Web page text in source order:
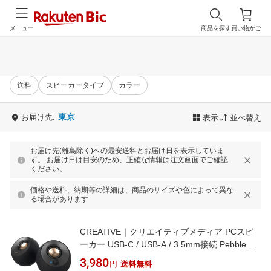
買い物かご
商品を探す
メニュー
送料 スピーカータイプ カラー
お届け先: 東京 表示 並べ替え
お届け先(離島除く)への最安送料とお届け日を表示していま
す。 お届け日は目安のため、正確な情報は注文画面でご確認
ください。
価格や送料、納期等の詳細は、商品のサイズや色によって異な
る場合があります
CREATIVE｜クリエイティブメディア PCスピ
ーカー USB-C / USB-A / 3.5mm接続 Pebble V2
SP-PBLV2-BKA [USB電源]
3,980 円 送料無料